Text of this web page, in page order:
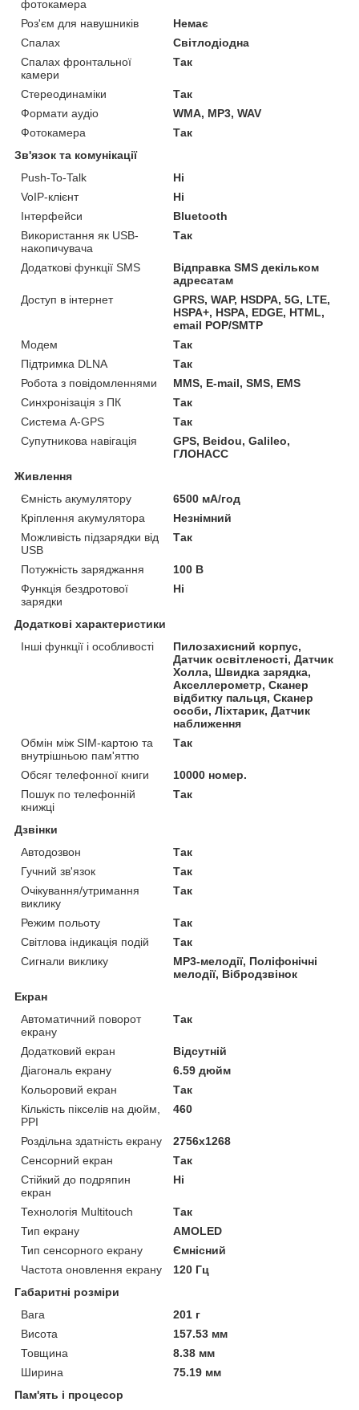
фотокамера
Роз'єм для навушників
Немає
Спалах
Світлодіодна
Спалах фронтальної
камери
Так
Стереодинаміки
Так
Формати аудіо
WMA, MP3, WAV
Фотокамера
Так
Зв'язок та комунікації
Push-To-Talk
Ні
VoIP-клієнт
Ні
Інтерфейси
Bluetooth
Використання як USB-
накопичувача
Так
Додаткові функції SMS
Відправка SMS декільком
адресатам
Доступ в інтернет
GPRS, WAP, HSDPA, 5G, LTE,
HSPA+, HSPA, EDGE, HTML,
email POP/SMTP
Модем
Так
Підтримка DLNA
Так
Робота з повідомленнями
MMS, E-mail, SMS, EMS
Синхронізація з ПК
Так
Система A-GPS
Так
Супутникова навігація
GPS, Beidou, Galileo,
ГЛОНАСС
Живлення
Ємність акумулятору
6500 мА/год
Кріплення акумулятора
Незнімний
Можливість підзарядки від
USB
Так
Потужність заряджання
100 В
Функція бездротової
зарядки
Ні
Додаткові характеристики
Інші функції і особливості
Пилозахисний корпус,
Датчик освітленості, Датчик
Холла, Швидка зарядка,
Акселлерометр, Сканер
відбитку пальця, Сканер
особи, Ліхтарик, Датчик
наближення
Обмін між SIM-картою та
внутрішньою пам'яттю
Так
Обсяг телефонної книги
10000 номер.
Пошук по телефонній
книжці
Так
Дзвінки
Автодозвон
Так
Гучний зв'язок
Так
Очікування/утримання
виклику
Так
Режим польоту
Так
Світлова індикація подій
Так
Сигнали виклику
MP3-мелодії, Поліфонічні
мелодії, Вібродзвінок
Екран
Автоматичний поворот
екрану
Так
Додатковий екран
Відсутній
Діагональ екрану
6.59 дюйм
Кольоровий екран
Так
Кількість пікселів на дюйм,
PPI
460
Роздільна здатність екрану
2756x1268
Сенсорний екран
Так
Стійкий до подряпин
екран
Ні
Технологія Multitouch
Так
Тип екрану
AMOLED
Тип сенсорного екрану
Ємнісний
Частота оновлення екрану
120 Гц
Габаритні розміри
Вага
201 г
Висота
157.53 мм
Товщина
8.38 мм
Ширина
75.19 мм
Пам'ять і процесор